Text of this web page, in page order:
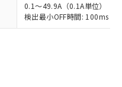
0.1～49.9A（0.1A単位）
検出最小OFF時間: 100ms（